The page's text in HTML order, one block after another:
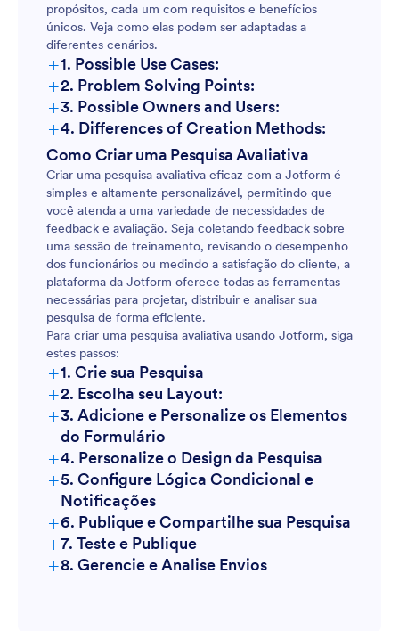
propósitos, cada um com requisitos e benefícios
únicos. Veja como elas podem ser adaptadas a
diferentes cenários.
+1. Possible Use Cases:
+2. Problem Solving Points:
+3. Possible Owners and Users:
+4. Differences of Creation Methods:
Como Criar uma Pesquisa Avaliativa
Criar uma pesquisa avaliativa eficaz com a Jotform é
simples e altamente personalizável, permitindo que
você atenda a uma variedade de necessidades de
feedback e avaliação. Seja coletando feedback sobre
uma sessão de treinamento, revisando o desempenho
dos funcionários ou medindo a satisfação do cliente, a
plataforma da Jotform oferece todas as ferramentas
necessárias para projetar, distribuir e analisar sua
pesquisa de forma eficiente.
Para criar uma pesquisa avaliativa usando Jotform, siga
estes passos:
+1. Crie sua Pesquisa
+2. Escolha seu Layout:
+3. Adicione e Personalize os Elementos
do Formulário
+4. Personalize o Design da Pesquisa
+5. Configure Lógica Condicional e
Notificações
+6. Publique e Compartilhe sua Pesquisa
+7. Teste e Publique
+8. Gerencie e Analise Envios